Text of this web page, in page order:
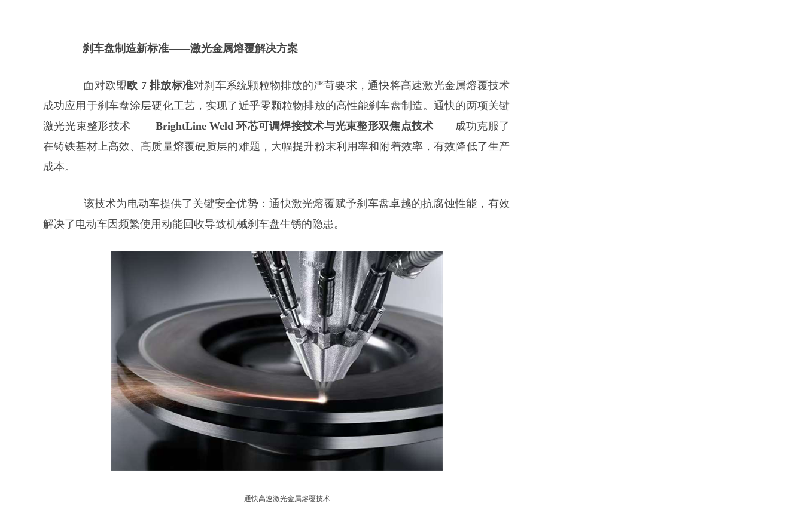
刹车盘制造新标准——激光金属熔覆解决方案
面对欧盟 欧 7 排放标准对刹车系统颗粒物排放的严苛要求，通快将高速激光金属熔覆技术
成功应用于刹车盘涂层硬化工艺，实现了近乎零颗粒物排放的高性能刹车盘制造。通快的两项关键
激光光束整形技术—— BrightLine Weld 环芯可调焊接技术与光束整形双焦点技术——成功克服了
在铸铁基材上高效、高质量熔覆硬质层的难题，大幅提升粉末利用率和附着效率，有效降低了生产
成本。
该技术为电动车提供了关键安全优势：通快激光熔覆赋予刹车盘卓越的抗腐蚀性能，有效
解决了电动车因频繁使用动能回收导致机械刹车盘生锈的隐患。
通快高速激光金属熔覆技术